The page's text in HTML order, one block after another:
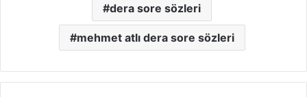
dera sore sözleri
mehmet atlı dera sore sözleri